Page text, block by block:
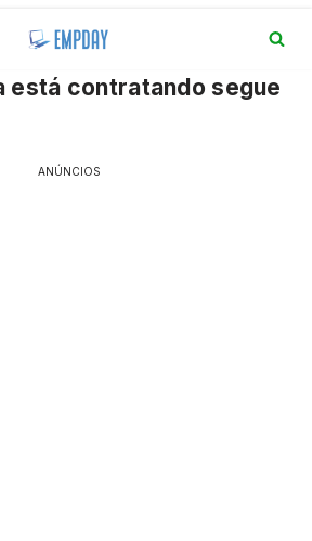
está contratando segue
ANÚNCIOS